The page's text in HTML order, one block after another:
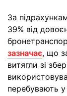
За
39% від
зазначає, що
витягли зі
перебувають